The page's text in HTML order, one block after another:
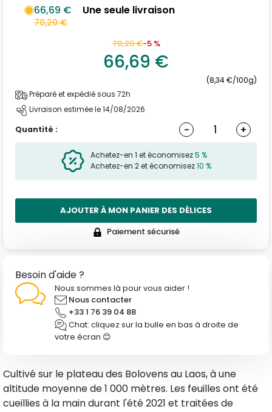
66,69 €
70,20 €
Une seule livraison
70,20 €-5 %
66,69 €
(8,34 €/100g)
Préparé et expédié sous 72h
Livraison estimée le 14/08/2026
Quantité :
- +
Achetez-en 1 et économisez5 %
Achetez-en 2 et économisez10 %
AJOUTER À MON PANIER DES DÉLICES
Paiement sécurisé
Besoin d'aide ?
Nous sommes là pour vous aider !
Nous contacter
+33 1 76 39 04 88
Chat: cliquez sur la bulle en bas à droite de
votre écran 😊
Cultivé sur le plateau des Bolovens au Laos, à une
altitude moyenne de 1 000 mètres. Les feuilles ont été
cueillies à la main durant l'été 2021 et traitées de